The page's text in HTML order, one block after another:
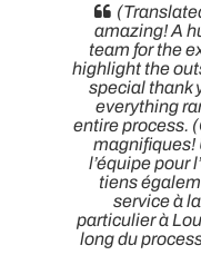
amazing! A
team for the
highlight the
special thank
everything
entire process.
magnifiques!
l’équipe pour
tiens
service à
particulier à
long du